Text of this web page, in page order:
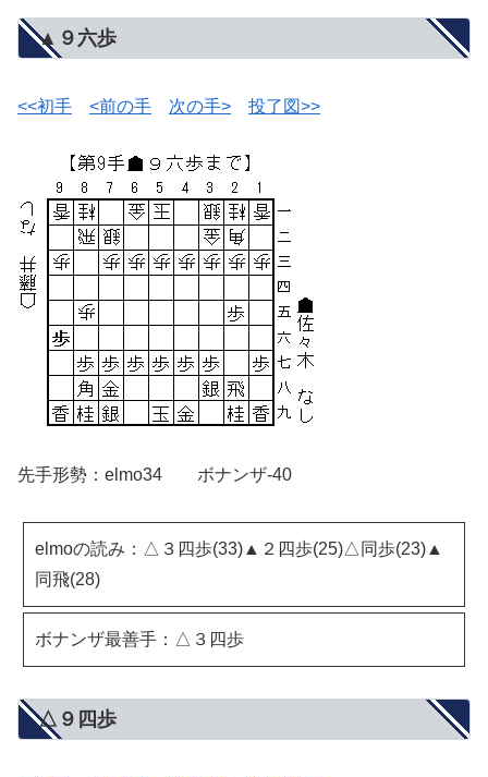
▲９六歩
<<初手 <前の手 次の手> 投了図>>
先手形勢：elmo34 ボナンザ-40
elmoの読み：△３四歩(33)▲２四歩(25)△同歩(23)▲
同飛(28)
ボナンザ最善手：△３四歩
△９四歩